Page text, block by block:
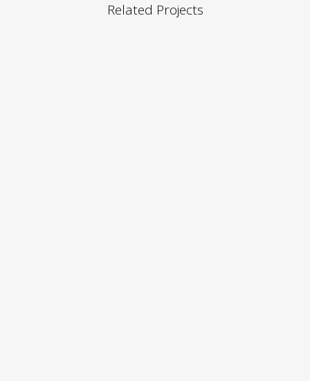
Related Projects